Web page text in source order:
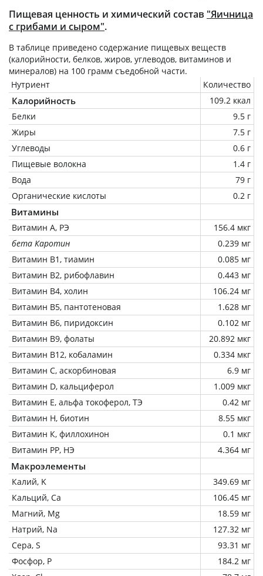
Пищевая ценность и химический состав "Яичница
с грибами и сыром".
В таблице приведено содержание пищевых веществ
(калорийности, белков, жиров, углеводов, витаминов и
минералов) на 100 грамм съедобной части.
Нутриент
Количество
Калорийность
109.2 ккал
Белки
9.5 г
Жиры
7.5 г
Углеводы
0.6 г
Пищевые волокна
1.4 г
Вода
79 г
Органические кислоты
0.2 г
Витамины
Витамин А, РЭ
156.4 мкг
бета Каротин
0.239 мг
Витамин В1, тиамин
0.085 мг
Витамин В2, рибофлавин
0.443 мг
Витамин В4, холин
106.24 мг
Витамин В5, пантотеновая
1.628 мг
Витамин В6, пиридоксин
0.102 мг
Витамин В9, фолаты
20.892 мкг
Витамин В12, кобаламин
0.334 мкг
Витамин C, аскорбиновая
6.9 мг
Витамин D, кальциферол
1.009 мкг
Витамин Е, альфа токоферол, ТЭ
0.42 мг
Витамин Н, биотин
8.55 мкг
Витамин К, филлохинон
0.1 мкг
Витамин РР, НЭ
4.364 мг
Макроэлементы
Калий, K
349.69 мг
Кальций, Ca
106.45 мг
Магний, Mg
18.59 мг
Натрий, Na
127.32 мг
Сера, S
93.31 мг
Фосфор, P
184.2 мг